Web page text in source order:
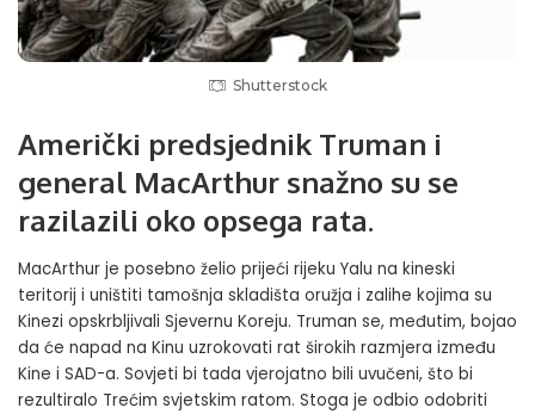
Shutterstock
Američki predsjednik Truman i
general MacArthur snažno su se
razilazili oko opsega rata.
MacArthur je posebno želio prijeći rijeku Yalu na kineski
teritorij i uništiti tamošnja skladišta oružja i zalihe kojima su
Kinezi opskrbljivali Sjevernu Koreju. Truman se, međutim, bojao
da će napad na Kinu uzrokovati rat širokih razmjera između
Kine i SAD-a. Sovjeti bi tada vjerojatno bili uvučeni, što bi
rezultiralo Trećim svjetskim ratom. Stoga je odbio odobriti